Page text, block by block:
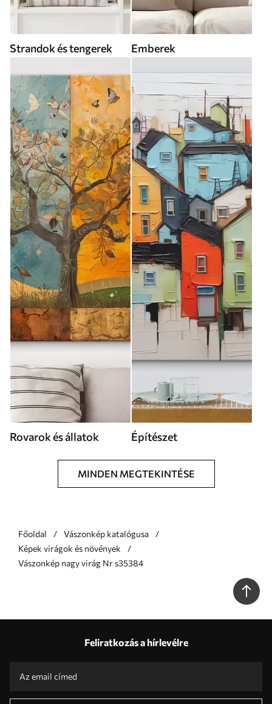
Strandok és tengerek Emberek
Rovarok és állatok Építészet
MINDEN MEGTEKINTÉSE
Főoldal
Vászonkép katalógusa
Képek virágok és növények
Vászonkép nagy virág Nr s35384
Feliratkozás a hírlevélre